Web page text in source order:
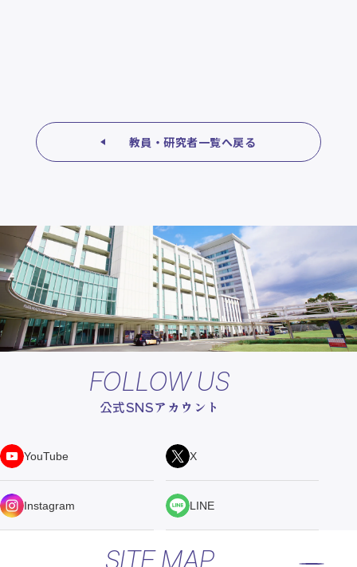
教員・研究者一覧へ戻る
FOLLOW US
公式SNSアカウント
YouTube X
Instagram LINE
SITE MAP